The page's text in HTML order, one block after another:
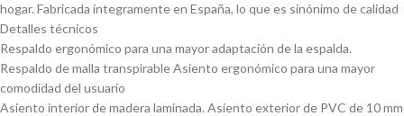
hogar. Fabricada integramente en España, lo que es sinónimo de calidad
Detalles técnicos
Respaldo ergonómico para una mayor adaptación de la espalda.
Respaldo de malla transpirable Asiento ergonómico para una mayor
comodidad del usuario
Asiento interior de madera laminada. Asiento exterior de PVC de 10 mm